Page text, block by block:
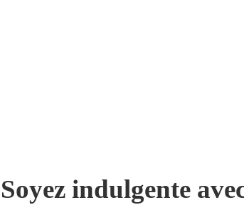
Soyez indulgente